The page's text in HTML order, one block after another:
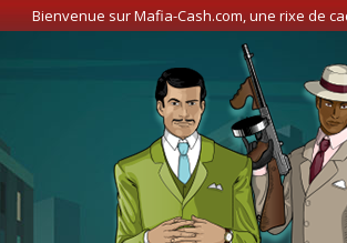
Bienvenue sur Mafia-Cash.com, une rixe de